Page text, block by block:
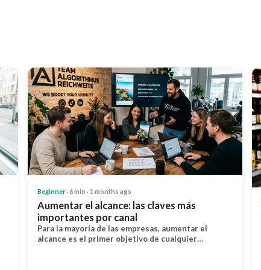
Beginner· 6 min · 1 months ago
Aumentar el alcance: las claves más
importantes por canal
Para la mayoría de las empresas, aumentar el
alcance es el primer objetivo de cualquier…